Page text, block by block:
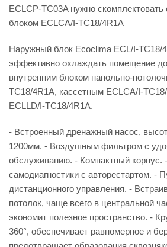
ECLCP-TC03A нужно
блоком ECLCA/I-TC18/4R1A
Наружный блок Ecoclima ECL/I-TC18/
эффективно охлаждать помещение
внутренним блоком напольно-
TC18/4R1A, кассетным ECLCA/I-
ECLLD/I-TC18/4R1A.
- Встроенный дренажный насос,
1200мм. - Воздушным фильтром с
обслуживанию. - Компактный корпус.
самодиагностики с авторестартом. -
дистанционного управления. -
потолок, чаще всего в центральной
экономит полезное пространство. -
360°, обеспечивает равномерное и